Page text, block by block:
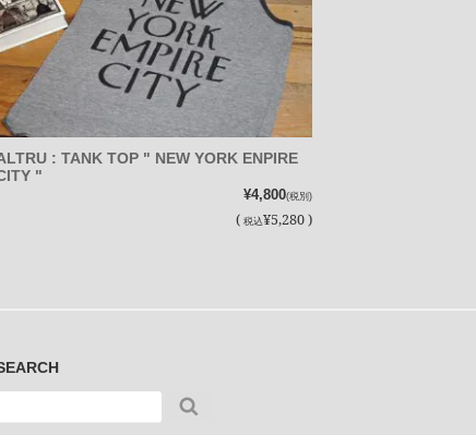
: TANK TOP " NEW YORK ENPIRE
"
¥4,800(税別)
( 税込¥5,280 )